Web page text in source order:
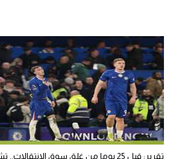
تقرير: قبل 25 يوما من غلق سوق